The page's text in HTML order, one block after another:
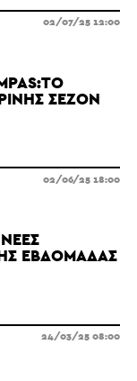
02/07/25 12:00
ΣΕΖΌΝ
02/06/25 18:00
ΕΒΔΟΜΆΔΑΣ
24/03/25 08:00